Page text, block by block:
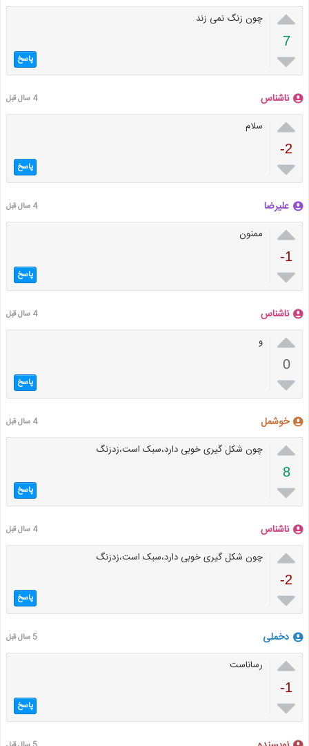

7

چون زنگ نمی زند
پاسخ
ناشناس 4 سال قبل

-2

سلام
پاسخ
علیرضا 4 سال قبل

-1

ممنون
پاسخ
ناشناس 4 سال قبل

0

و
پاسخ
خوشمل 4 سال قبل

8

چون شکل گیری خوبی دارد،سبک است،زدزنگ
پاسخ
ناشناس 4 سال قبل

-2

چون شکل گیری خوبی دارد،سبک است،زدزنگ
پاسخ
دخملی 5 سال قبل

-1

رساناست
پاسخ